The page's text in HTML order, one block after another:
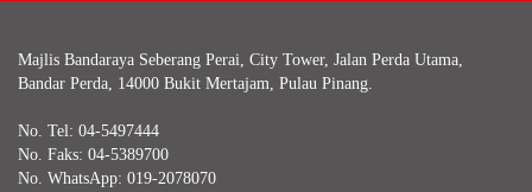
Majlis Bandaraya Seberang Perai, City Tower, Jalan Perda Utama,
Bandar Perda, 14000 Bukit Mertajam, Pulau Pinang.
No. Tel: 04-5497444
No. Faks: 04-5389700
No. WhatsApp: 019-2078070